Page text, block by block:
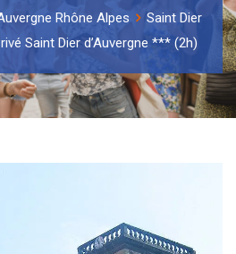
Rhône Alpes
Saint Dier
Saint Dier d’Auvergne *** (2h)